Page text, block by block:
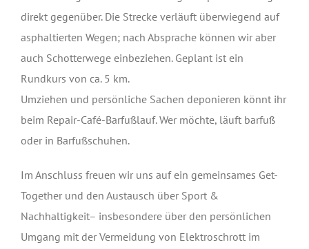
direkt gegenüber. Die Strecke verläuft überwiegend auf
asphaltierten Wegen; nach Absprache können wir aber
auch Schotterwege einbeziehen. Geplant ist ein
Rundkurs von ca. 5 km.
Umziehen und persönliche Sachen deponieren könnt ihr
beim Repair-Café-Barfußlauf. Wer möchte, läuft barfuß
oder in Barfußschuhen.
Im Anschluss freuen wir uns auf ein gemeinsames Get-
Together und den Austausch über Sport &
Nachhaltigkeit– insbesondere über den persönlichen
Umgang mit der Vermeidung von Elektroschrott im